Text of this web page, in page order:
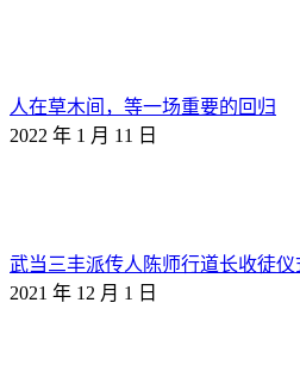
人在草木间，等一场重要的回归
2022 年 1 月 11 日
武当三丰派传人陈师行道长收徒仪
2021 年 12 月 1 日